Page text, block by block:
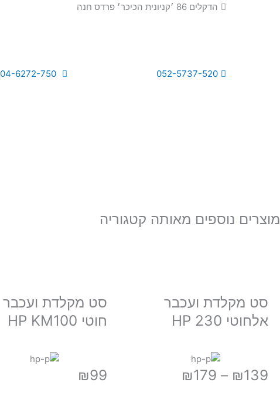
הדקלים 86 ׳קניונית הכיכר׳ פרדס חנה
052-5737-520
04-6272-750
מוצרים נוספים מאותה קטגוריה
סט מקלדת ועכבר
אלחוטי HP 230
₪139
–
₪179
סט מקלדת ועכבר
חוטי HP KM100
₪99